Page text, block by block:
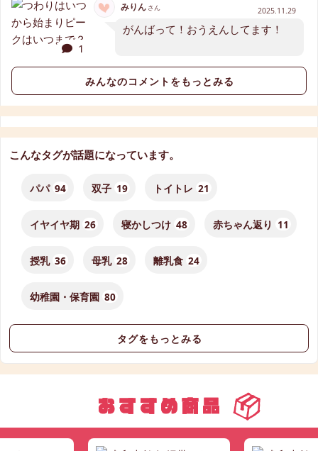
1
みりんさん 2025.11.29
がんばって！おうえんしてます！
みんなのコメントをもっとみる
こんなタグが話題になっています。
パパ 94 双子 19 トイトレ 21
イヤイヤ期 26 寝かしつけ 48 赤ちゃん返り 11
授乳 36 母乳 28 離乳食 24
幼稚園・保育園 80
タグをもっとみる